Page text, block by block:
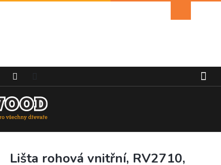
Přejít
košík
Lišta rohová vnitřní, RV2710,